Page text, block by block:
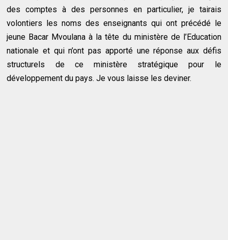
des comptes à des personnes en particulier, je tairais
volontiers les noms des enseignants qui ont précédé le
jeune Bacar Mvoulana à la tête du ministère de l’Education
nationale et qui n’ont pas apporté une réponse aux défis
structurels de ce ministère stratégique pour le
développement du pays. Je vous laisse les deviner.